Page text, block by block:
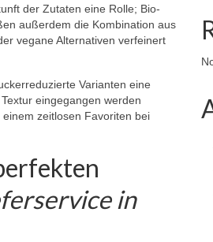
der Zutaten eine Rolle; Bio-
außerdem die Kombination aus
vegane Alternativen verfeinert
Varianten eine
eingegangen werden
zeitlosen Favoriten bei
in